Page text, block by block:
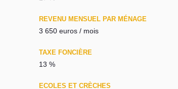
REVENU MENSUEL PAR MÉNAGE
3 650 euros / mois
TAXE FONCIÈRE
13 %
ECOLES ET CRÈCHES